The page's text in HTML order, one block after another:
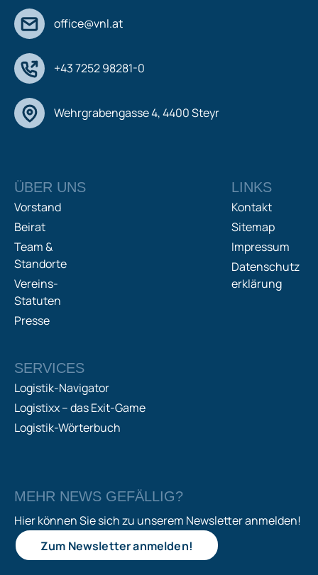
office@vnl.at
+43 7252 98281-0
Wehrgrabengasse 4, 4400 Steyr
ÜBER UNS
Vorstand
Beirat
Team &
Standorte
Vereins-
Statuten
Presse
LINKS
Kontakt
Sitemap
Impressum
Datenschutz
erklärung
SERVICES
Logistik-Navigator
Logistixx – das Exit-Game
Logistik-Wörterbuch
MEHR NEWS GEFÄLLIG?
Hier können Sie sich zu unserem Newsletter anmelden!
Zum Newsletter anmelden!